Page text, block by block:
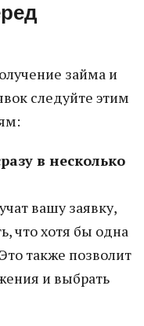
займа и
следуйте этим
в несколько
вашу заявку,
что хотя бы одна
также позволит
и выбрать